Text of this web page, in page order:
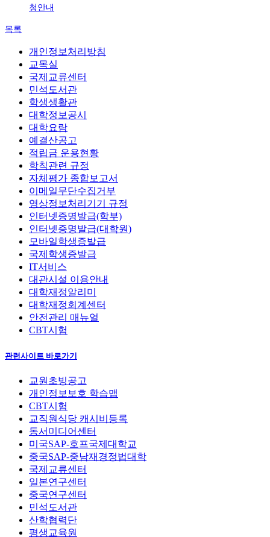
청안내
목록
개인정보처리방침
교목실
국제교류센터
민석도서관
학생생활관
대학정보공시
대학요람
예결산공고
적립금 운용현황
학칙관련 규정
자체평가 종합보고서
이메일무단수집거부
영상정보처리기기 규정
인터넷증명발급(학부)
인터넷증명발급(대학원)
모바일학생증발급
국제학생증발급
IT서비스
대관시설 이용안내
대학재정알리미
대학재정회계센터
안전관리 매뉴얼
CBT시험
관련사이트 바로가기
교원초빙공고
개인정보보호 학습맵
CBT시험
교직원식당 캐시비등록
동서미디어센터
미국SAP-호프국제대학교
중국SAP-중남재경정법대학
국제교류센터
일본연구센터
중국연구센터
민석도서관
산학협력단
평생교육원